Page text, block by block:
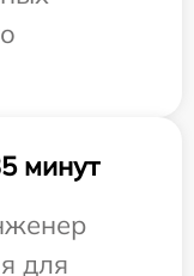
минут
для